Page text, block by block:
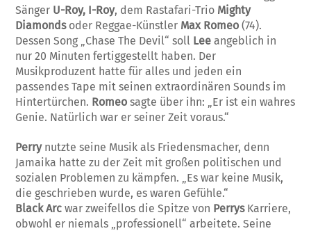
Sänger U-Roy, I-Roy, dem Rastafari-Trio Mighty
Diamondsoder Reggae-Künstler Max Romeo (74).
Dessen Song „Chase The Devil“ soll Lee angeblich in
nur 20 Minuten fertiggestellt haben. Der
Musikproduzent hatte für alles und jeden ein
passendes Tape mit seinen extraordinären Sounds im
Hintertürchen. Romeo sagte über ihn: „Er ist ein wahres
Genie. Natürlich war er seiner Zeit voraus.“
Perrynutzte seine Musik als Friedensmacher, denn
Jamaika hatte zu der Zeit mit großen politischen und
sozialen Problemen zu kämpfen. „Es war keine Musik,
die geschrieben wurde, es waren Gefühle.“
Black Arc war zweifellos die Spitze von PerrysKarriere,
obwohl er niemals „professionell“ arbeitete. Seine